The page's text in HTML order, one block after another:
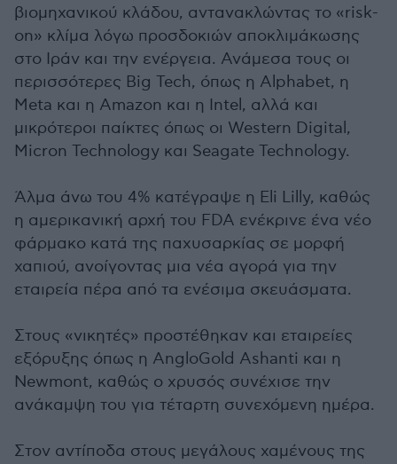
βιομηχανικού κλάδου, αντανακλώντας το «risk-
on» κλίμα λόγω προσδοκιών αποκλιμάκωσης
στο Ιράν και την ενέργεια. Ανάμεσα τους οι
περισσότερες Big Tech, όπως η Alphabet, η
Meta και η Amazon και η Intel, αλλά και
μικρότεροι παίκτες όπως οι Western Digital,
Micron Technology και Seagate Technology.
Άλμα άνω του 4% κατέγραψε η Eli Lilly, καθώς
η αμερικανική αρχή του FDA ενέκρινε ένα νέο
φάρμακο κατά της παχυσαρκίας σε μορφή
χαπιού, ανοίγοντας μια νέα αγορά για την
εταιρεία πέρα από τα ενέσιμα σκευάσματα.
Στους «νικητές» προστέθηκαν και εταιρείες
εξόρυξης όπως η AngloGold Ashanti και η
Newmont, καθώς ο χρυσός συνέχισε την
ανάκαμψη του για τέταρτη συνεχόμενη ημέρα.
Στον αντίποδα στους μεγάλους χαμένους της